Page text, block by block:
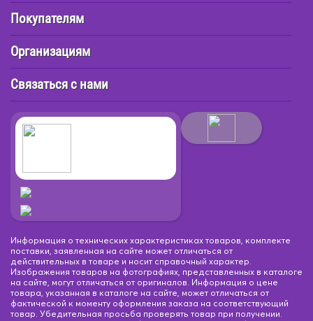
0.750.75
55 66
Покупателям
Организациям
Связаться с нами
Информация о технических характеристиках товаров, комплекте
поставки, заявленная на сайте может отличаться от
действительных в товаре и носит справочный характер.
Изображения товаров на фотографиях, представленных в каталоге
на сайте, могут отличаться от оригиналов. Информация о цене
товара, указанная в каталоге на сайте, может отличаться от
фактической к моменту оформления заказа на соответствующий
товар. Убедительная просьба проверять товар при получении.